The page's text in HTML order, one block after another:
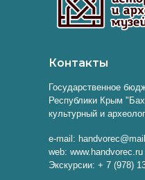
Контакты
Государственное
Республики Крым
культурный и
e-mail:
web: www.handvorec.ru
Экскурсии: + 7 (978)